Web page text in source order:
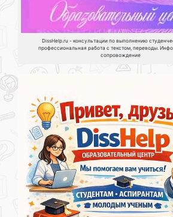
DissHelp.ru - консультации по выполнению
профессиональная работа с текстом, переводы.
сопровождение